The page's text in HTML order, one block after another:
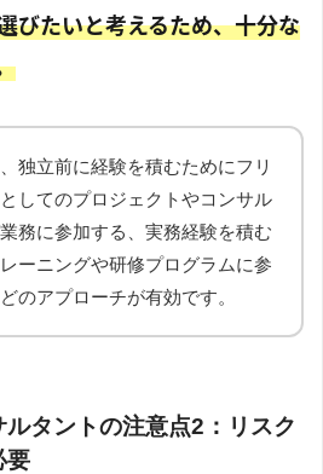
びたいと考えるため、十分な
独立前に経験を積むためにフリ
してのプロジェクトやコンサル
務に参加する、実務経験を積む
ーニングや研修プログラムに参
のアプローチが有効です。
タントの注意点2：リスク
要